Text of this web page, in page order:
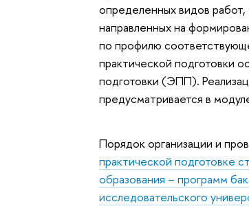
определенных видов
направленных на
по профилю
практической подготовки
подготовки (ЭПП).
предусматривается в
Порядок организации и
практической подготовке
образования – программ
исследовательского